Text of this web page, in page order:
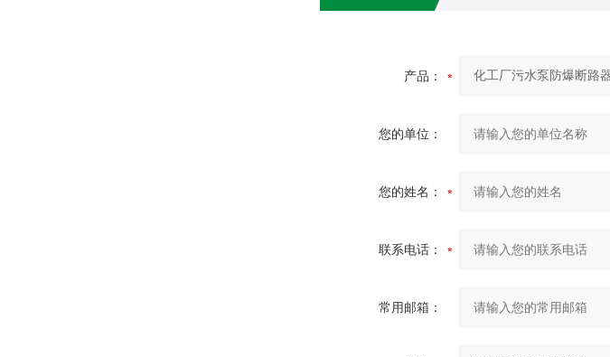
产品：
您的单位：
您的姓名：
联系电话：
常用邮箱：